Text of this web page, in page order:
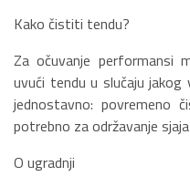
Kako čistiti tendu?
Za očuvanje performansi
uvući tendu u slučaju jakog
jednostavno: povremeno
potrebno za održavanje
O ugradnji